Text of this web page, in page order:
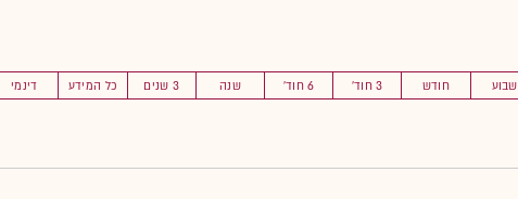
שבוע חודש 3 חוד' 6 חוד' שנה 3 שנים כל המידע דינמי